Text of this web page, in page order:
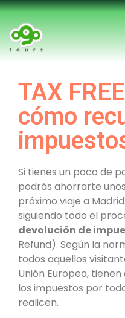
TAX
cómo
Si tienes un poco de
podrás ahorrarte
próximo viaje a
siguiendo todo el
devolución de
Refund). Según la
todos aquellos
Unión Europea,
los impuestos por
realicen.